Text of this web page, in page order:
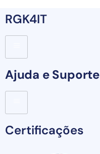
RGK4IT
Ajuda e Suporte
Certificações